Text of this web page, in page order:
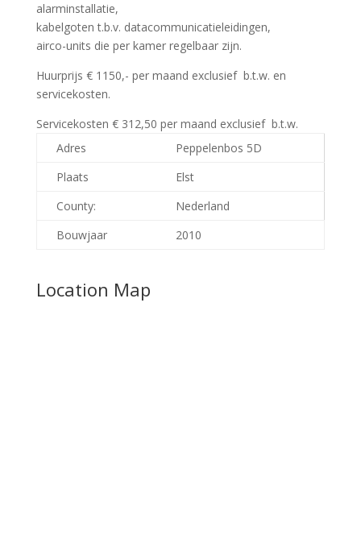
alarminstallatie,
kabelgoten t.b.v. datacommunicatieleidingen,
airco-units die per kamer regelbaar zijn.
Huurprijs € 1150,- per maand exclusief b.t.w. en
servicekosten.
Servicekosten € 312,50 per maand exclusief b.t.w.
Adres
Peppelenbos 5D
Plaats
Elst
County:
Nederland
Bouwjaar
2010
Location Map